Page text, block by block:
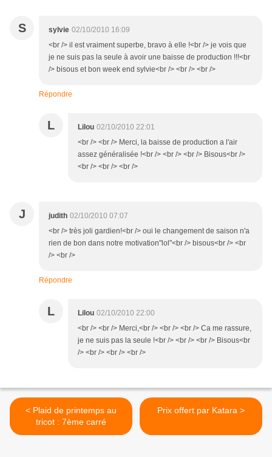
S sylvie 02/10/2010 16:09
<br /> il est vraiment superbe, bravo à elle !<br /> je vois que
je ne suis pas la seule à avoir une baisse de production !!!<br
/> bisous et bon week end sylvie<br /> <br /> <br />
Répondre
L Lilou 02/10/2010 22:01
<br /> <br /> Merci, la baisse de production a l'air
assez généralisée !<br /> <br /> <br /> Bisous<br />
<br /> <br /> <br />
J judith 02/10/2010 07:07
<br /> très joli gardien!<br /> oui le changement de saison n'a
rien de bon dans notre motivation"lol"<br /> bisous<br /> <br
/> <br />
Répondre
L Lilou 02/10/2010 22:00
<br /> <br /> Merci,<br /> <br /> <br /> Ca me rassure,
je ne suis pas la seule !<br /> <br /> <br /> Bisous<br
/> <br /> <br /> <br />
< Plaid de printemps au
tricot : 7ème carré
Prix offert par Katara >